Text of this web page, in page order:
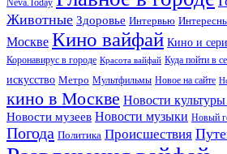
Neva.Today
Животные Здоровье Интервью
Москве Кино вайфай Кино и
Коронавирус в городе Красота вайфай Куда пойти в
искусство Метро Мультфильмы Новое на сайте
кино в Москве Новости
Новости музеев Новости музыки Новый
Погода Политика Происшествия